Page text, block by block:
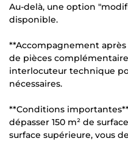
Au-delà, une option
disponible.
**Accompagnement
de pièces
interlocuteur technique
nécessaires.
**Conditions
dépasser 150 m² de
surface supérieure, vous